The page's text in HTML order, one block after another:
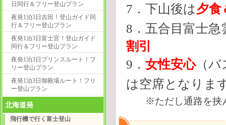
日同行＆フリー登山プラン
夜発1泊3日吉田！登山ガイド同
行＆フリー登山プラン
夜発1泊3日富士宮！登山ガイド
同行＆フリー登山プラン
夜発1泊3日プリンスルート！フ
リー登山プラン
夜発1泊3日御殿場ルート！フリ
ー登山プラン
北海道発
飛行機で行く富士登山
7．下山後は夕食
8．五合目富士
割引
9． 女性安心（バ
は空席となりま
※ただし通路を挟ん